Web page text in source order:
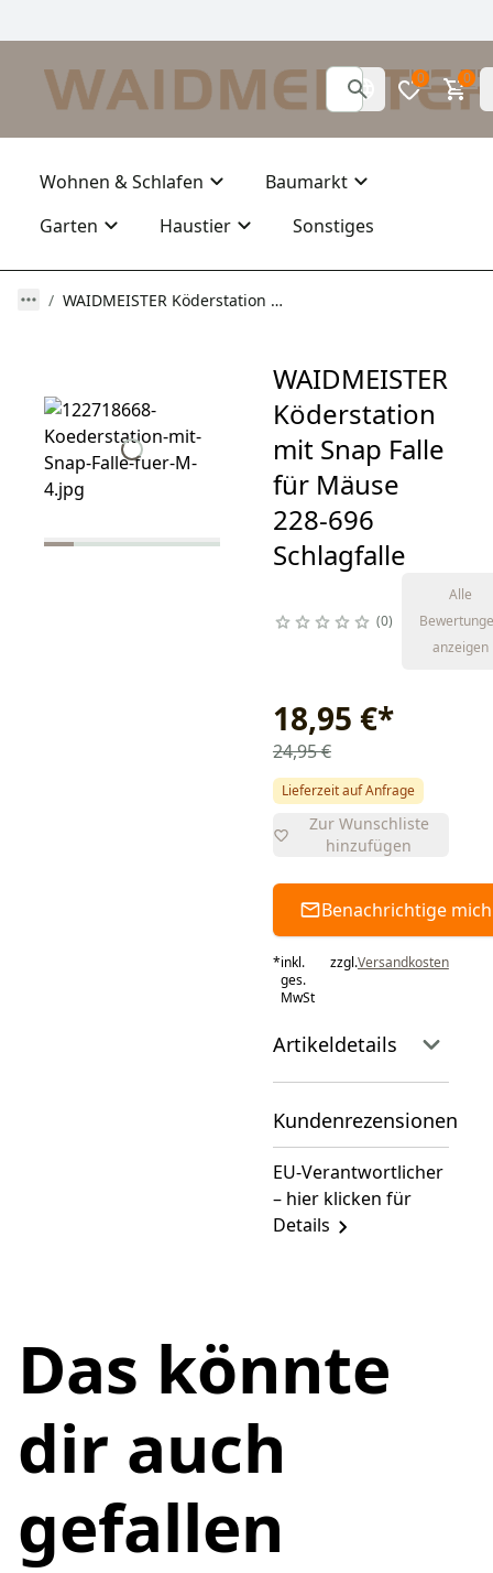
0 0
Wohnen & Schlafen
Baumarkt
Garten
Haustier Sonstiges
WAIDMEISTER Köderstation mit Snap Falle für Mäuse 228-696 Schlagfalle
WAIDMEISTER
Köderstation
mit Snap Falle
für Mäuse
228-696
Schlagfalle
0
Alle
anzeigen
18,95 €*
24,95 €
Lieferzeit auf Anfrage
Zur Wunschliste
hinzufügen
Benachrichtige mich
*inkl.
ges.
MwSt
zzgl.Versandkosten
Artikeldetails
Kundenrezensionen
EU-Verantwortlicher
– hier klicken für
Details
Das könnte
dir auch
gefallen